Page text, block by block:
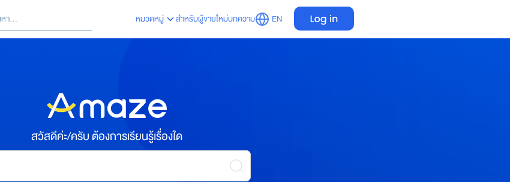
หมวดหมู่ สำหรับผู้ขายใหม่บทความ EN
สวัสดีค่ะ/ครับ ต้องการเรียนรู้เรื่องใด